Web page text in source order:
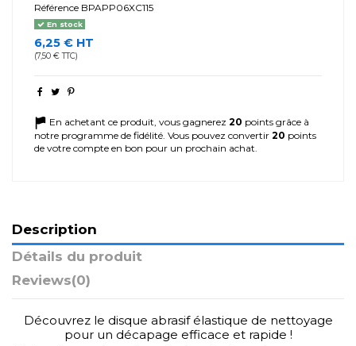
Référence BPAPP06XC115
En stock
6,25 € HT
(7,50 € TTC)
En achetant ce produit, vous gagnerez 20 points grâce à
notre programme de fidélité. Vous pouvez convertir 20 points
de votre compte en bon pour un prochain achat.
Description
Détails du produit
Reviews(0)
Découvrez le disque abrasif élastique de nettoyage
pour un décapage efficace et rapide !